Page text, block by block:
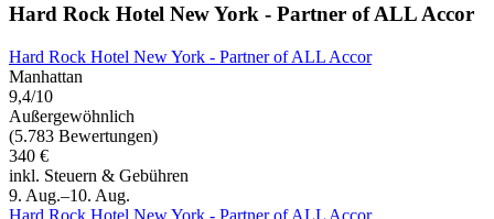
Hard Rock Hotel New York - Partner of ALL Accor
Hard Rock Hotel New York - Partner of ALL Accor
Manhattan
9,4/10
Außergewöhnlich
(5.783 Bewertungen)
340 €
inkl. Steuern & Gebühren
9. Aug.–10. Aug.